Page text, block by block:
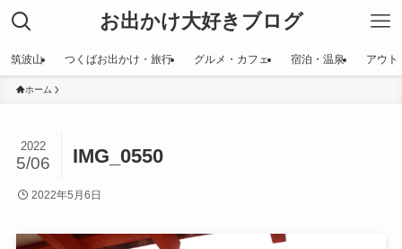
お出かけ大好きブログ
筑波山 つくばお出かけ・旅行 グルメ・カフェ 宿泊・温泉 アウト
ホーム
IMG_0550
2022
5/06
2022年5月6日